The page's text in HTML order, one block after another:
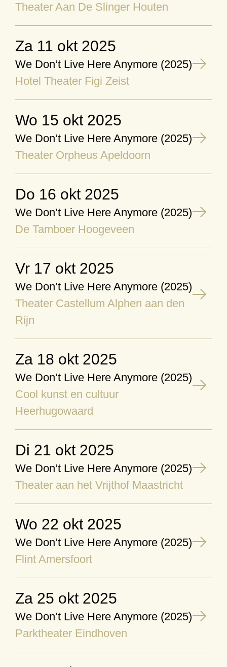
Theater Aan De Slinger Houten
za 11 okt 2025
We Don’t Live Here Anymore (2025)
Hotel Theater Figi Zeist
wo 15 okt 2025
We Don’t Live Here Anymore (2025)
Theater Orpheus Apeldoorn
do 16 okt 2025
We Don’t Live Here Anymore (2025)
De Tamboer Hoogeveen
vr 17 okt 2025
We Don’t Live Here Anymore (2025)
Theater Castellum Alphen aan den
Rijn
za 18 okt 2025
We Don’t Live Here Anymore (2025)
Cool kunst en cultuur
Heerhugowaard
di 21 okt 2025
We Don’t Live Here Anymore (2025)
Theater aan het Vrijthof Maastricht
wo 22 okt 2025
We Don’t Live Here Anymore (2025)
Flint Amersfoort
za 25 okt 2025
We Don’t Live Here Anymore (2025)
Parktheater Eindhoven